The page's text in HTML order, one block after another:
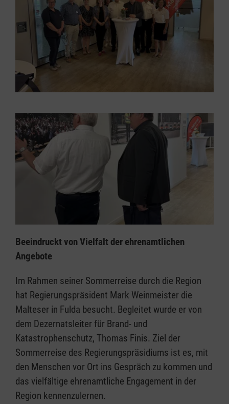
Beeindruckt von Vielfalt der ehrenamtlichen
Angebote
Im Rahmen seiner Sommerreise durch die Region
hat Regierungspräsident Mark Weinmeister die
Malteser in Fulda besucht. Begleitet wurde er von
dem Dezernatsleiter für Brand- und
Katastrophenschutz, Thomas Finis. Ziel der
Sommerreise des Regierungspräsidiums ist es, mit
den Menschen vor Ort ins Gespräch zu kommen und
das vielfältige ehrenamtliche Engagement in der
Region kennenzulernen.